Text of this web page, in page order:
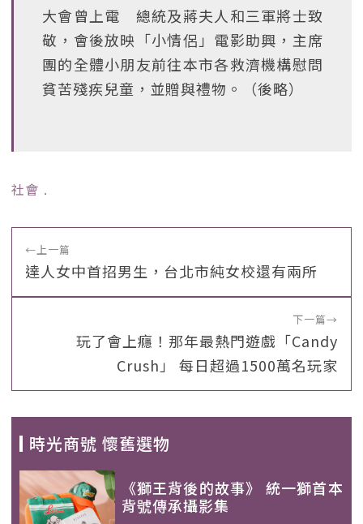
大會曾上電 總統及蔣夫人和三軍將士致
敬，會後放映「小情侶」電影助興，主席
團的全體小朋友前往本市各救濟機構慰問
貧苦殘疾兒童，並贈與禮物。（後略）
社會 ﹒
←上一篇
達人女中首招男生，台北市純女校還有兩所
下一篇→
玩了會上癮！那年最熱門遊戲「Candy
Crush」 每日超過1500萬名玩家
時光商號 懷舊選物
《獅王背後的故事》 統一獅首本
背號傳承攝影集